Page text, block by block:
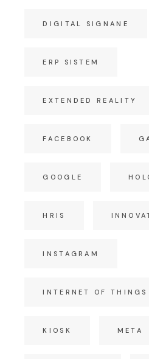
DIGITAL SIGNANE
ERP SISTEM
EXTENDED REALITY
FACEBOOK
GOOGLE
HRIS
INSTAGRAM
INTERNET OF THINGS
KIOSK META